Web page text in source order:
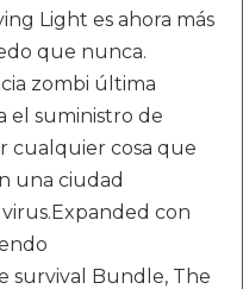
Light es ahora más
que nunca.
zombi última
el suministro de
cualquier cosa que
una ciudad
con
survival Bundle, The